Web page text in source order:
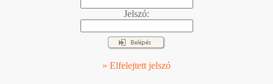
Jelszó:
» Elfelejtett jelszó